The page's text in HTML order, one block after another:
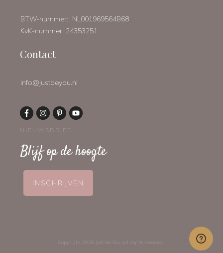
BTW-nummer: NL001969564B68
KvK-nummer: 24353251
Contact
info@justbeyou.nl
NIEUWSBRIEF
Blijf op de hoogte
INSCHRIJVEN
Copyright 2026 Just Be You , all rights reserved.